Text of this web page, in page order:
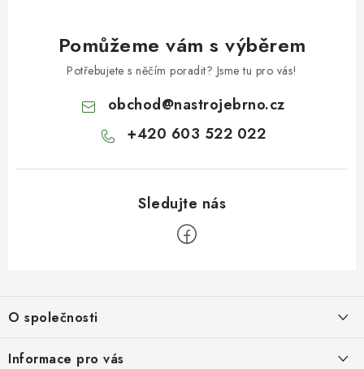
Pomůžeme vám s výběrem
Potřebujete s něčím poradit? Jsme tu pro vás!
obchod@nastrojebrno.cz
+420 603 522 022
p
a
O společnosti
O nás
Informace pro vás